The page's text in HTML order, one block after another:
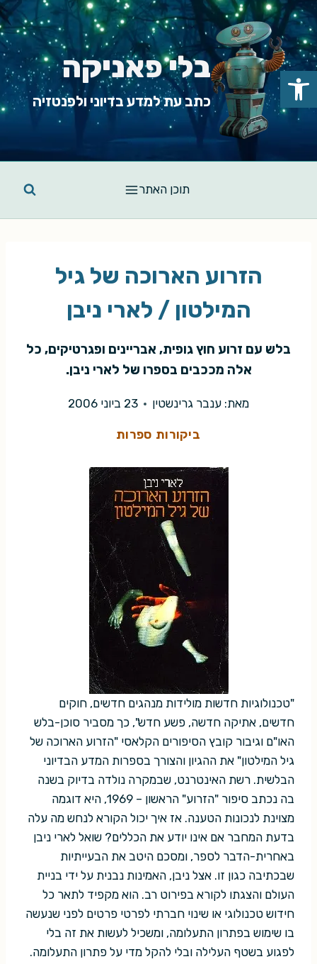
Skip
to
content
בלי פאניקה
כתב עת למדע בדיוני ולפנטזיה
תוכן האתר
הזרוע הארוכה של גיל
המילטון / לארי ניבן
בלש עם זרוע חוץ גופית, אבריינים ופגרטיקים, כל
אלה מככבים בספרו של לארי ניבן.
מאת: ענבר גרינשטין 23 ביוני 2006
ביקורות ספרות
"טכנולוגיות חדשות מולידות מנהגים חדשים, חוקים
חדשים, אתיקה חדשה, פשע חדש", כך מסביר סוכן-בלש
האו"ם וגיבור קובץ הסיפורים הקלאסי "הזרוע הארוכה של
גיל המילטון" את ההגיון והצורך בספרות המדע הבדיוני
הבלשית. רשת האינטרנט, שבמקרה נולדה בדיוק בשנה
בה נכתב סיפור "הזרוע" הראשון – 1969, היא דוגמה
מצוינת לנכונות הטענה. אז איך יכול הקורא לנחש מה עלה
בדעת המחבר אם אינו יודע את הכללים? שואל לארי ניבן
באחרית-הדבר לספר, ומסכם היטב את הבעייתיות
שבכתיבה כגון זו. אצל ניבן, האמינות נבנית על ידי בניית
העולם והצגתו לקורא בפירוט רב. הוא מקפיד לתאר כל
חידוש טכנולוגי או שינוי חברתי לפרטי פרטים לפני שנעשה
בו שימוש בפתרון התעלומה, ומשכיל לעשות את זה בלי
לפגוע בשטף העלילה ובלי להקל מדי על פתרון התעלומה.
פתח סרגל נגישות